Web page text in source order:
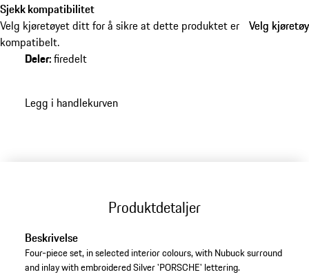
Sjekk kompatibilitet
Velg kjøretøyet ditt for å sikre at dette produktet er
kompatibelt.
Velg kjøretøy
Velg kjøretøy
Deler:firedelt
Legg i handlekurven
Produktdetaljer
Beskrivelse
Four-piece set, in selected interior colours, with Nubuck surround
and inlay with embroidered Silver 'PORSCHE' lettering.